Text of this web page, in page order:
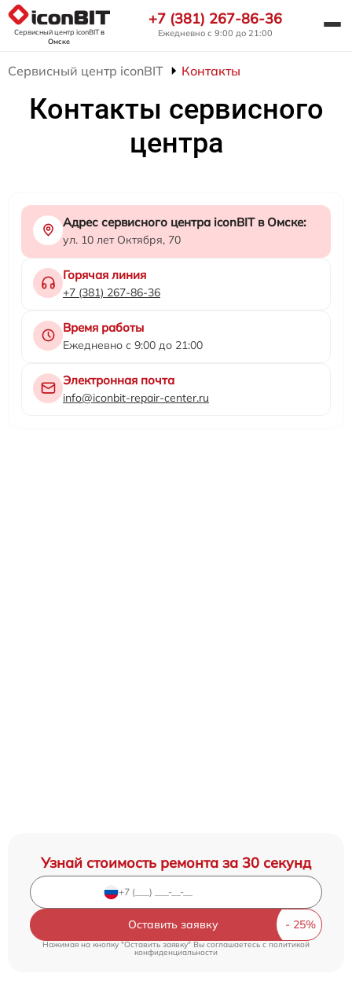
Сервисный центр iconBITв
Омске
+7 (381) 267-86-36
Ежедневно с 9:00 до 21:00
Сервисный центр iconBIT Контакты
Контакты сервисного
центра
Адрес сервисного центра iconBIT в Омске:
ул. 10 лет Октября, 70
Горячая линия
+7 (381) 267-86-36
Время работы
Ежедневно с 9:00 до 21:00
Электронная почта
info@iconbit-repair-center.ru
Узнай стоимость ремонта за 30 секунд
Оставить заявку
Нажимая на кнопку "Оставить заявку" Вы соглашаетесь cполитикой
конфиденциальности